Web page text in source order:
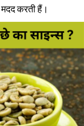
करती हैं।